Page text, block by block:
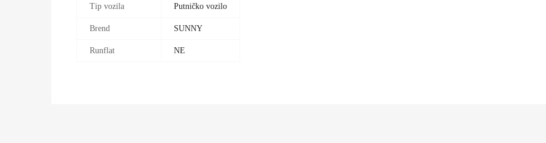
Tip vozila Putničko vozilo
Brend SUNNY
Runflat NE